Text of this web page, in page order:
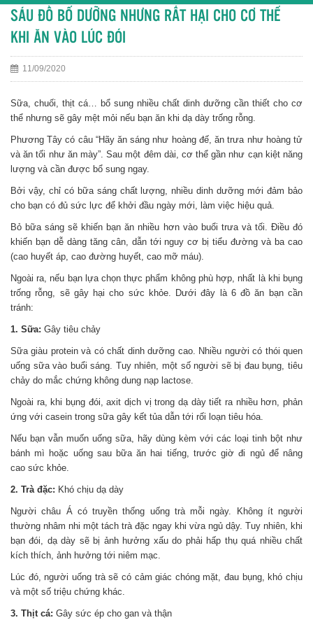
SÁU ĐỒ BỔ DƯỠNG NHƯNG RẤT HẠI CHO CƠ THỂ
KHI ĂN VÀO LÚC ĐÓI
11/09/2020
Sữa, chuối, thịt cá… bổ sung nhiều chất dinh dưỡng cần thiết cho cơ
thể nhưng sẽ gây mệt mỏi nếu bạn ăn khi dạ dày trống rỗng.
Phương Tây có câu “Hãy ăn sáng như hoàng đế, ăn trưa như hoàng tử
và ăn tối như ăn mày”. Sau một đêm dài, cơ thể gần như cạn kiệt năng
lượng và cần được bổ sung ngay.
Bởi vậy, chỉ có bữa sáng chất lượng, nhiều dinh dưỡng mới đảm bảo
cho bạn có đủ sức lực để khởi đầu ngày mới, làm việc hiệu quả.
Bỏ bữa sáng sẽ khiến bạn ăn nhiều hơn vào buổi trưa và tối. Điều đó
khiến bạn dễ dàng tăng cân, dẫn tới nguy cơ bị tiểu đường và ba cao
(cao huyết áp, cao đường huyết, cao mỡ máu).
Ngoài ra, nếu bạn lựa chọn thực phẩm không phù hợp, nhất là khi bụng
trống rỗng, sẽ gây hại cho sức khỏe. Dưới đây là 6 đồ ăn bạn cần
tránh:
1. Sữa: Gây tiêu chảy
Sữa giàu protein và có chất dinh dưỡng cao. Nhiều người có thói quen
uống sữa vào buổi sáng. Tuy nhiên, một số người sẽ bị đau bụng, tiêu
chảy do mắc chứng không dung nạp lactose.
Ngoài ra, khi bụng đói, axit dịch vị trong dạ dày tiết ra nhiều hơn, phản
ứng với casein trong sữa gây kết tủa dẫn tới rối loạn tiêu hóa.
Nếu bạn vẫn muốn uống sữa, hãy dùng kèm với các loại tinh bột như
bánh mì hoặc uống sau bữa ăn hai tiếng, trước giờ đi ngủ để nâng
cao sức khỏe.
2. Trà đặc: Khó chịu dạ dày
Người châu Á có truyền thống uống trà mỗi ngày. Không ít người
thường nhâm nhi một tách trà đặc ngay khi vừa ngủ dậy. Tuy nhiên, khi
bạn đói, dạ dày sẽ bị ảnh hưởng xấu do phải hấp thụ quá nhiều chất
kích thích, ảnh hưởng tới niêm mạc.
Lúc đó, người uống trà sẽ có cảm giác chóng mặt, đau bụng, khó chịu
và một số triệu chứng khác.
3. Thịt cá: Gây sức ép cho gan và thận